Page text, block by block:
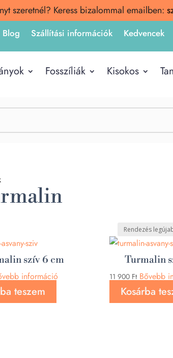
szeretnél? Keress bizalommal emailben:
Blog Szállítási információk Kedvencek
Fosszíliák Kisokos
szív 6 cm
információ
teszem
Turmalin
11 900 Ft Bővebb
Kosárba